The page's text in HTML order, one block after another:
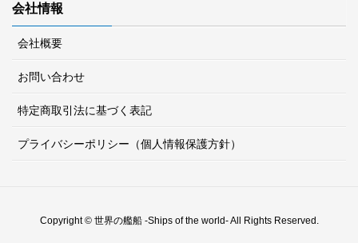
会社情報
会社概要
お問い合わせ
特定商取引法に基づく表記
プライバシーポリシー（個人情報保護方針）
Copyright © 世界の艦船 -Ships of the world- All Rights Reserved.